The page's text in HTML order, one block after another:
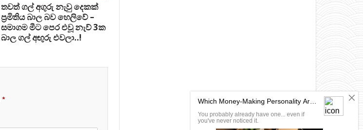
තවත් ගල් අගුරු නැවු දෙකක්
ප‍්‍රමිතිය බාල බව හෙලිවේ –
සමාගම මීට පෙර එවූ නැව් 3ක
බාල ගල් අඟුරු එවලා..!
*